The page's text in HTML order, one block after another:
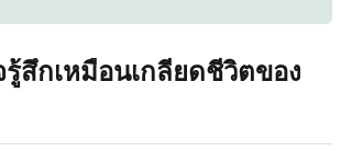
สึกเหมือนเกลียดชีวิตของ